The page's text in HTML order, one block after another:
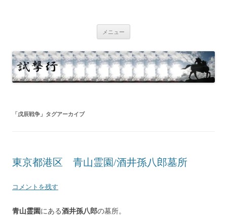
キ
ッ
プ
メニュー
「戊辰戦争 」タグアーカイブ
東京都港区 青山霊園/酒井孫八郎墓所
コメントを残す
青山霊園にある酒井孫八郎の墓所。